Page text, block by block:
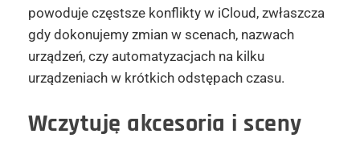
powoduje częstsze konflikty w iCloud, zwłaszcza
gdy dokonujemy zmian w scenach, nazwach
urządzeń, czy automatyzacjach na kilku
urządzeniach w krótkich odstępach czasu.
Wczytuję akcesoria i sceny